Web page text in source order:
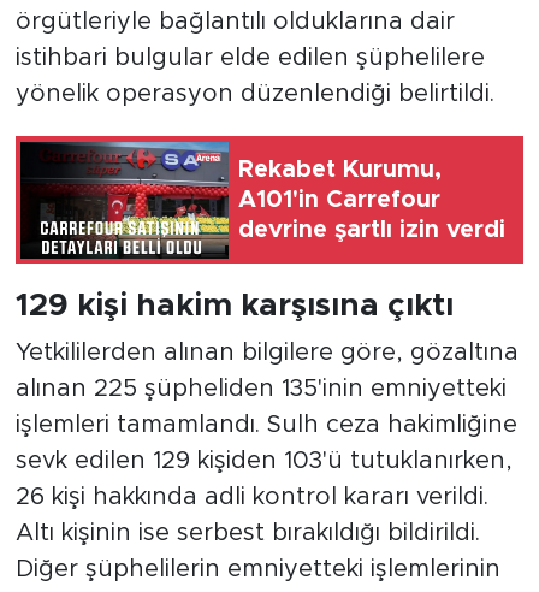
örgütleriyle bağlantılı olduklarına dair
istihbari bulgular elde edilen şüphelilere
yönelik operasyon düzenlendiği belirtildi.
Rekabet Kurumu,
A101'in Carrefour
devrine şartlı izin verdi
129 kişi hakim karşısına çıktı
Yetkililerden alınan bilgilere göre, gözaltına
alınan 225 şüpheliden 135'inin emniyetteki
işlemleri tamamlandı. Sulh ceza hakimliğine
sevk edilen 129 kişiden 103'ü tutuklanırken,
26 kişi hakkında adli kontrol kararı verildi.
Altı kişinin ise serbest bırakıldığı bildirildi.
Diğer şüphelilerin emniyetteki işlemlerinin